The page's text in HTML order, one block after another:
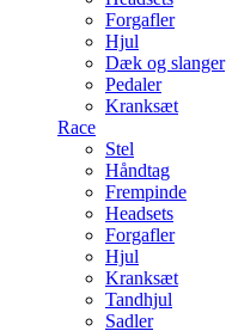
Forgafler
Hjul
Dæk og slanger
Pedaler
Kranksæt
Race
Stel
Håndtag
Frempinde
Headsets
Forgafler
Hjul
Kranksæt
Tandhjul
Sadler